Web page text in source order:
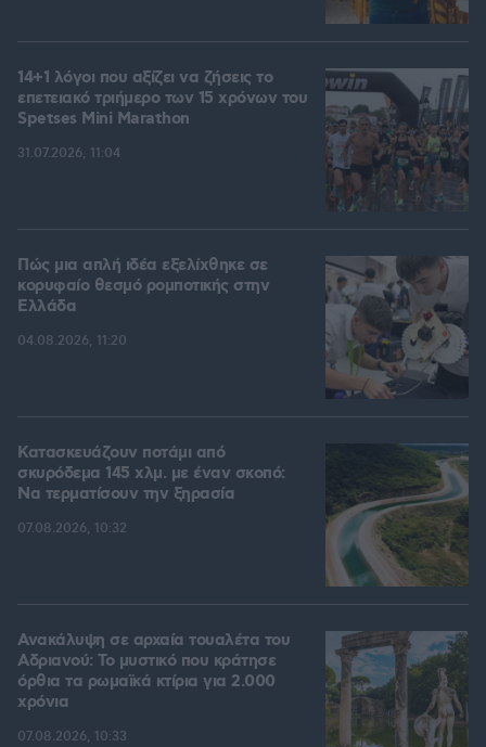
14+1 λόγοι που αξίζει να ζήσεις το
επετειακό τριήμερο των 15 χρόνων του
Spetses Mini Marathon
31.07.2026, 11:04
Πώς μια απλή ιδέα εξελίχθηκε σε
κορυφαίο θεσμό ρομποτικής στην
Ελλάδα
04.08.2026, 11:20
Κατασκευάζουν ποτάμι από
σκυρόδεμα 145 χλμ. με έναν σκοπό:
Να τερματίσουν την ξηρασία
07.08.2026, 10:32
Ανακάλυψη σε αρχαία τουαλέτα του
Αδριανού: Το μυστικό που κράτησε
όρθια τα ρωμαϊκά κτίρια για 2.000
χρόνια
07.08.2026, 10:33